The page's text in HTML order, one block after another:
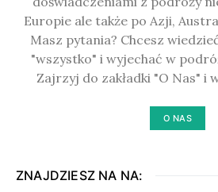
Europie ale także po Azji,
Masz pytania? Chcesz
"wszystko" i wyjechać w
Zajrzyj do zakładki "O Nas" i
O NAS
ZNAJDZIESZ NA NA: